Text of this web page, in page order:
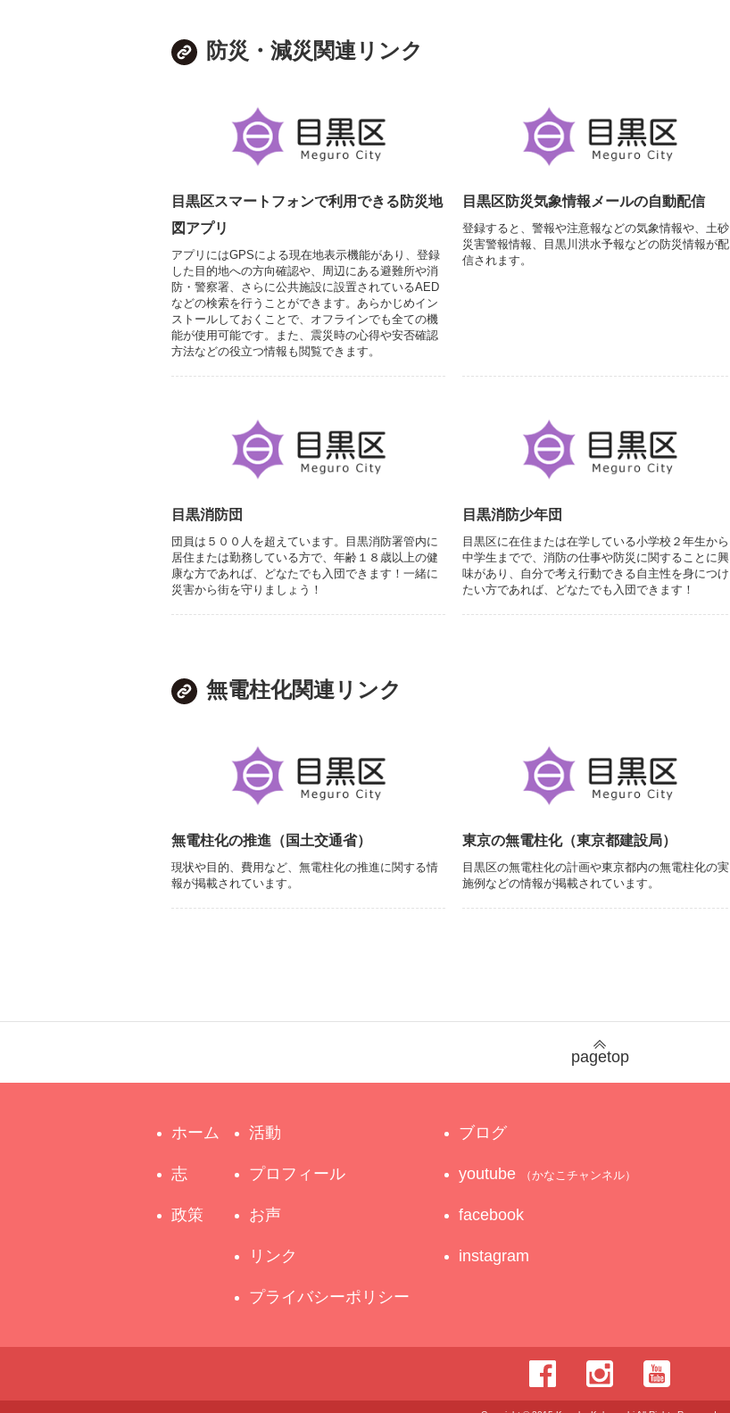
防災・減災関連リンク
目黒区スマートフォンで利用できる防災地
図アプリ
アプリにはGPSによる現在地表示機能があり、登録
した目的地への方向確認や、周辺にある避難所や消
防・警察署、さらに公共施設に設置されているAED
などの検索を行うことができます。あらかじめイン
ストールしておくことで、オフラインでも全ての機
能が使用可能です。また、震災時の心得や安否確認
方法などの役立つ情報も閲覧できます。
目黒区防災気象情報メールの自動配信
登録すると、警報や注意報などの気象情報や、土砂
災害警報情報、目黒川洪水予報などの防災情報が配
信されます。
目黒消防団
団員は５００人を超えています。目黒消防署管内に
居住または勤務している方で、年齢１８歳以上の健
康な方であれば、どなたでも入団できます！一緒に
災害から街を守りましょう！
目黒消防少年団
目黒区に在住または在学している小学校２年生から
中学生までで、消防の仕事や防災に関することに興
味があり、自分で考え行動できる自主性を身につけ
たい方であれば、どなたでも入団できます！
無電柱化関連リンク
無電柱化の推進（国土交通省）
現状や目的、費用など、無電柱化の推進に関する情
報が掲載されています。
東京の無電柱化（東京都建設局）
目黒区の無電柱化の計画や東京都内の無電柱化の実
施例などの情報が掲載されています。
pagetop
ホーム
志
政策
活動
プロフィール
お声
リンク
プライバシーポリシー
ブログ
youtube （かなこチャンネル）
facebook
instagram